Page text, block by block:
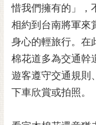
本
語
隱
私
權
及
安
全
策
惜我們擁有的」，
相約到台南將軍來
身心的輕旅行。在
棉花道多為交通幹
遊客遵守交通規則
下車欣賞或拍照。